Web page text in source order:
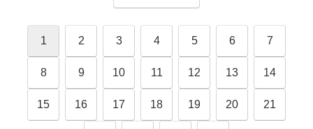
1 2 3 4 5 6 7
8 9 10 11 12 13 14
15 16 17 18 19 20 21